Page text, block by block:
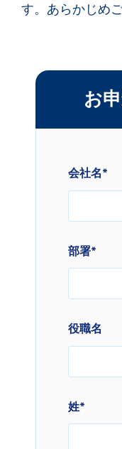
す。あらかじめ
お
会社名*
部署*
役職名
姓*